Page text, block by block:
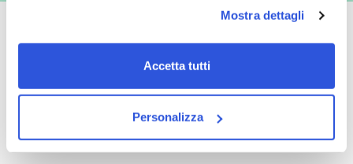
Mostra dettagli
Accetta tutti
Personalizza
Catalogo prodotti ampio e completo
Con un acquisto minimo di 29.90 €
Spedizioni in tutta Europa a 20€.